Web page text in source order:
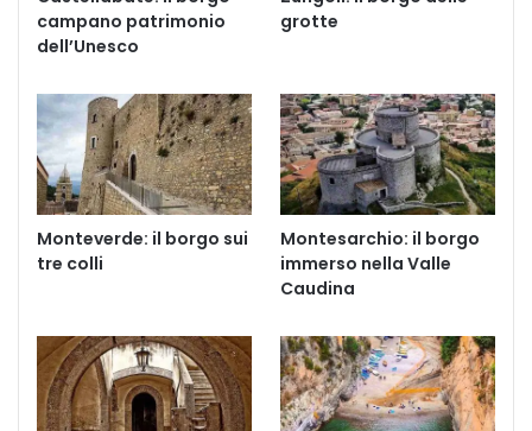
campano patrimonio
dell’Unesco
grotte
Monteverde: il borgo sui
tre colli
Montesarchio: il borgo
immerso nella Valle
Caudina